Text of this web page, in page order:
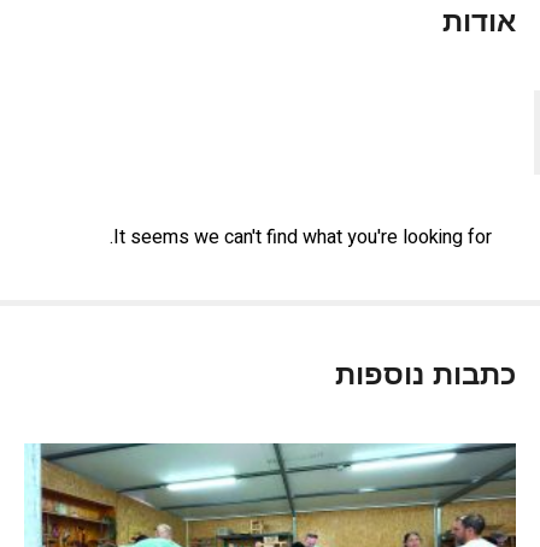
אודות
It seems we can't find what you're looking for.
כתבות נוספות